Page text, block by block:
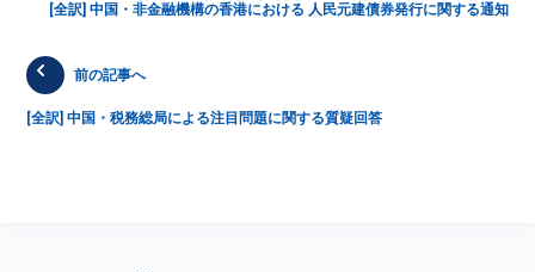
[全訳] 中国・非金融機構の香港における 人民元建債券発行に関する通知
前の記事へ
[全訳] 中国・税務総局による注目問題に関する質疑回答